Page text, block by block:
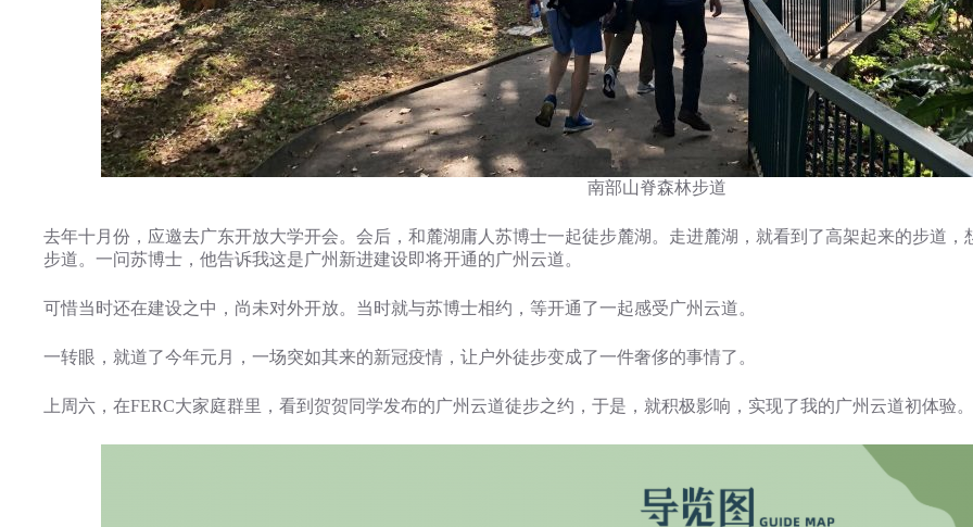
南部山脊森林步道
去年十月份，应邀去广东开放大学开会。会后，和麓湖庸人苏博士一起徒步麓湖。走进麓湖，就看到了高架起来的步道
步道。一问苏博士，他告诉我这是广州新进建设即将开通的广州云道。
可惜当时还在建设之中，尚未对外开放。当时就与苏博士相约，等开通了一起感受广州云道。
一转眼，就道了今年元月，一场突如其来的新冠疫情，让户外徒步变成了一件奢侈的事情了。
上周六，在FERC大家庭群里，看到贺贺同学发布的广州云道徒步之约，于是，就积极影响，实现了我的广州云道初体验。